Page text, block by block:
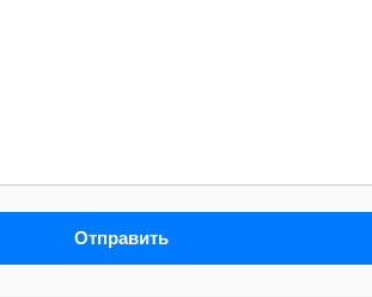
Отправить